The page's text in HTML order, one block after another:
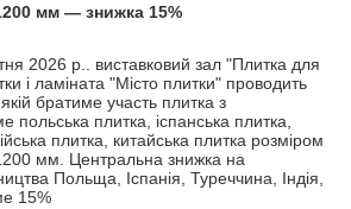
мм — знижка 15%
2026 р.. виставковий зал "Плитка для
і ламіната "Місто плитки" проводить
братиме участь плитка з
польська плитка, іспанська плитка,
плитка, китайська плитка розміром
мм. Центральна знижка на
Польща, Іспанія, Туреччина, Індія,
15%